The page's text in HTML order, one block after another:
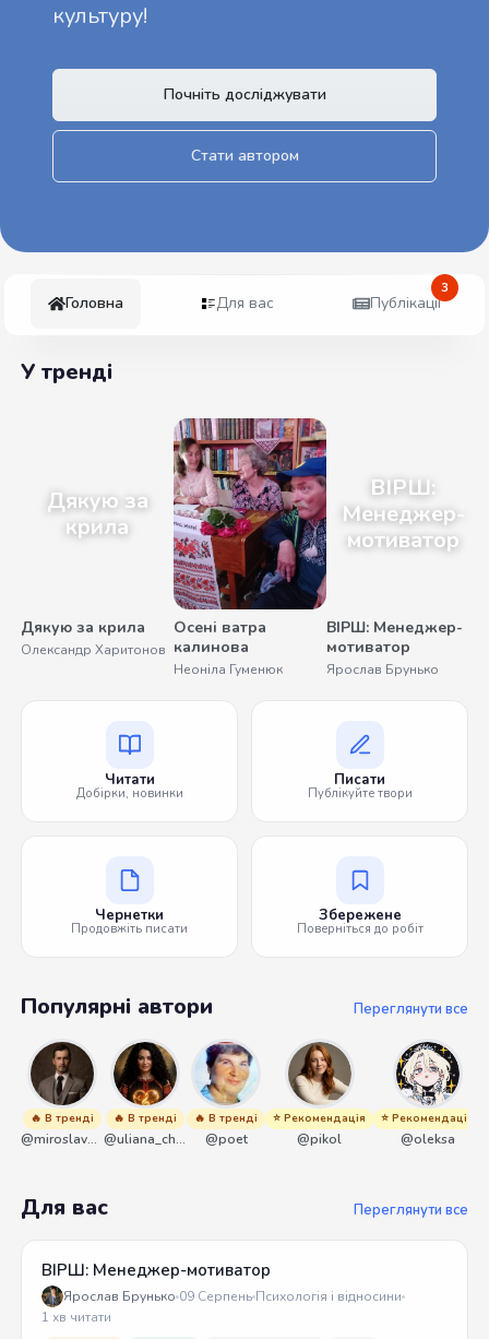
культуру!
Почніть досліджувати
Стати автором
Головна Для вас Публікації
3
У тренді
Дякую за
крила
Дякую за крила
Олександр Харитонов
Осені ватра
калинова
Неоніла Гуменюк
ВІРШ:
Менеджер-
мотиватор
ВІРШ: Менеджер-
мотиватор
Ярослав Брунько
Читати
Добірки, новинки
Писати
Публікуйте твори
Чернетки
Продовжіть писати
Збережене
Поверніться до робіт
Популярні автори Переглянути все
🔥 В тренді
@miroslavmaniyk
🔥 В тренді
@uliana_chernenko
🔥 В тренді
@poet
⭐ Рекомендація
@pikol
⭐ Рекомендація
@oleksa
Для вас Переглянути все
ВІРШ: Менеджер-мотиватор
Ярослав Брунько 09 Серпень Психологія і відносини
1 хв читати